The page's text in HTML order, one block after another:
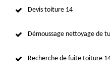
Devis toiture 14
Démoussage nettoyage de
Recherche de fuite toiture